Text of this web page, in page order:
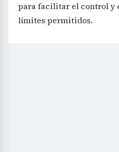
para facilitar el control y
límites permitidos.